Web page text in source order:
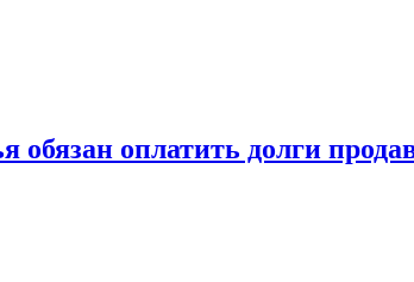
обязан оплатить долги